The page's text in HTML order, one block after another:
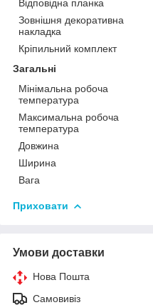
Відповідна планка
Зовнішня декоративна
накладка
Кріпильний комплект
Загальні
Мінімальна робоча
температура
Максимальна робоча
температура
Довжина
Ширина
Вага
Приховати
Умови доставки
Нова Пошта
Самовивіз